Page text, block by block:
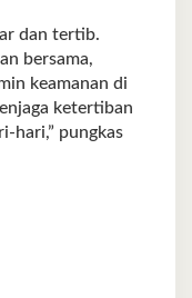
dan tertib.
bersama,
keamanan di
ketertiban
hari,” pungkas